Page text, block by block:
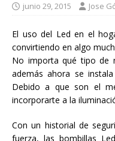
junio 29, 2015 Jose
El uso del Led en el
convirtiendo en algo
No importa qué tipo de
además ahora se
Debido a que son el
incorporarte a la
Con un historial de
fuerza, las bombillas